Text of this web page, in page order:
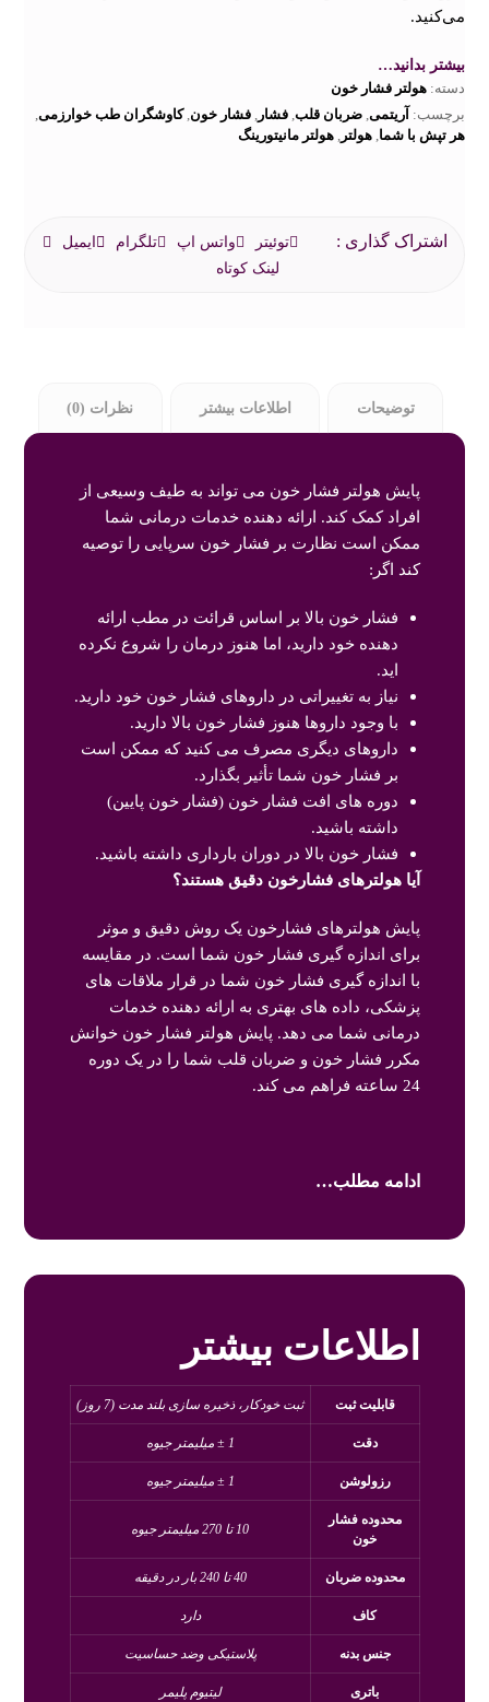
می‌کنید.
بیشتر بدانید…
دسته:هولتر فشار خون
برچسب: آریتمی ,ضربان قلب ,فشار ,فشار خون ,کاوشگران طب خوارزمی
هر تپش با شما ,هولتر ,هولتر مانیتورینگ
توئیتر واتس اپ تلگرام
ایمیل
لینک کوتاه
توضیحات اطلاعات بیشتر نظرات (0)
پایش هولتر فشار خون می تواند به طیف وسیعی از
افراد کمک کند. ارائه دهنده خدمات درمانی شما
ممکن است نظارت بر فشار خون سرپایی را توصیه
کند اگر:
فشار خون بالا بر اساس قرائت در مطب ارائه
دهنده خود دارید، اما هنوز درمان را شروع نکرده
اید.
نیاز به تغییراتی در داروهای فشار خون خود دارید.
با وجود داروها هنوز فشار خون بالا دارید.
داروهای دیگری مصرف می کنید که ممکن است
بر فشار خون شما تأثیر بگذارد.
دوره های افت فشار خون (فشار خون پایین)
داشته باشید.
فشار خون بالا در دوران بارداری داشته باشید.
آیا هولترهای فشارخون دقیق هستند؟
پایش هولترهای فشارخون یک روش دقیق و موثر
برای اندازه گیری فشار خون شما است. در مقایسه
با اندازه گیری فشار خون شما در قرار ملاقات های
پزشکی، داده های بهتری به ارائه دهنده خدمات
درمانی شما می دهد. پایش هولتر فشار خون خوانش
مکرر فشار خون و ضربان قلب شما را در یک دوره
24 ساعته فراهم می کند.
ادامه مطلب…
اطلاعات بیشتر
قابلیت ثبت ثبت خودکار، ذخیره سازی بلند مدت (7 روز)
دقت 1 ± میلیمتر جیوه
رزولوشن 1 ± میلیمتر جیوه
محدوده فشار
خون
10 تا 270 میلیمتر جیوه
محدوده ضربان 40 تا 240 بار در دقیقه
کاف دارد
جنس بدنه پلاستیکی وضد حساسیت
باتری لیتیوم پلیمر